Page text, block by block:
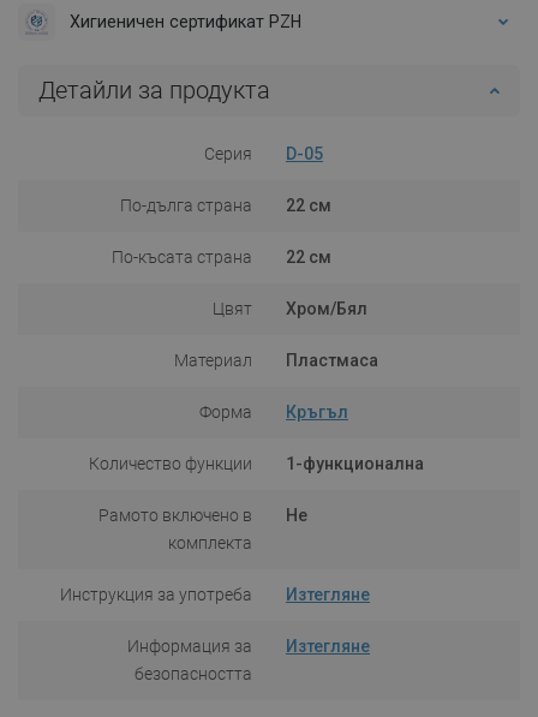
Хигиеничен сертификат PZH
Детайли за продукта
Серия D-05
По-дълга страна 22 см
По-късата страна 22 см
Цвят Хром/Бял
Материал Пластмаса
Форма Кръгъл
Количество функции 1-функционална
Рамото включено в
комплекта
Не
Инструкция за употреба Изтегляне
Информация за
безопасността
Изтегляне